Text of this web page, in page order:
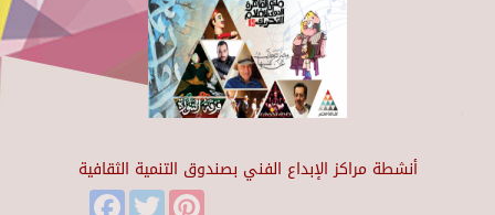
أنشطة مراكز الإبداع الفني بصندوق التنمية الثقافية
FacebookTwitter